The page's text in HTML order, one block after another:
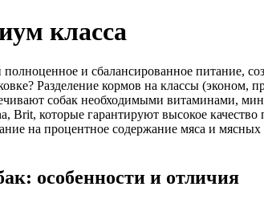
класса
и сбалансированное питание,
Разделение кормов на классы (эконом,
собак необходимыми витаминами,
Brit, которые гарантируют высокое
на процентное содержание мяса и
особенности и отличия